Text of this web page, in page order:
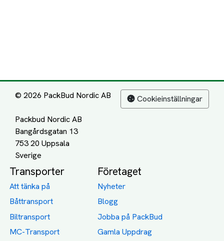
© 2026 PackBud Nordic AB
Packbud Nordic AB
Bangårdsgatan 13
753 20 Uppsala
Cookieinställningar
Transporter
Att tänka på
Båttransport
Biltransport
MC-Transport
Företaget
Nyheter
Blogg
Jobba på PackBud
Gamla Uppdrag